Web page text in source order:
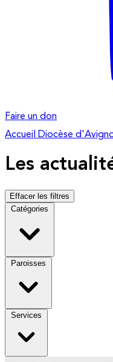
Faire un don
Accueil
Diocèse
Les
Effacer les filtres
Catégories
Paroisses
Services